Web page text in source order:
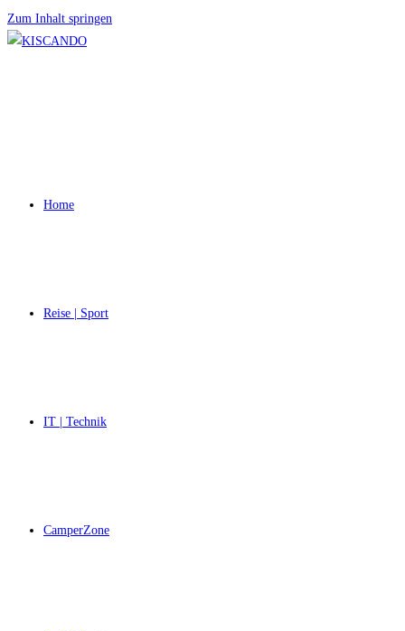
Zum Inhalt springen
Home
Reise | Sport
IT | Technik
CamperZone